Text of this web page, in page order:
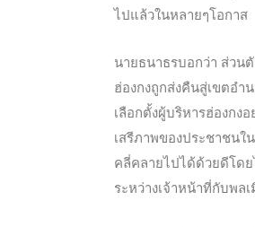
ไปแล้วในหลายๆโอกาส
นายธนาธรบอกว่า ส่วน
ฮ่องกงถูกส่งคืนสู่เขตอำ
เลือกตั้งผู้บริหารฮ่องกง
เสรีภาพของประชาชน
คลี่คลายไปได้ด้วยดีโด
ระหว่างเจ้าหน้าที่กับพล